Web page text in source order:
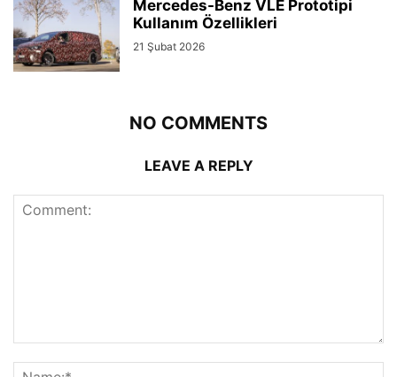
Mercedes-Benz VLE Prototipi
Kullanım Özellikleri
21 Şubat 2026
NO COMMENTS
LEAVE A REPLY